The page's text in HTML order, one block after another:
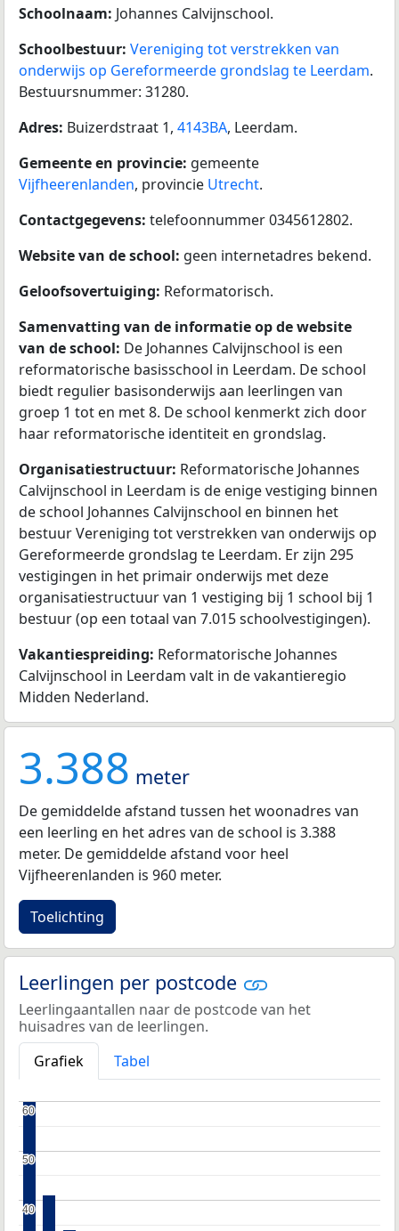
Schoolnaam: Johannes Calvijnschool.
Schoolbestuur: Vereniging tot verstrekken van
onderwijs op Gereformeerde grondslag te Leerdam.
Bestuursnummer: 31280.
Adres: Buizerdstraat 1, 4143BA, Leerdam.
Gemeente en provincie: gemeente
Vijfheerenlanden, provincie Utrecht.
Contactgegevens: telefoonnummer 0345612802.
Website van de school: geen internetadres bekend.
Geloofsovertuiging: Reformatorisch.
Samenvatting van de informatie op de website
van de school: De Johannes Calvijnschool is een
reformatorische basisschool in Leerdam. De school
biedt regulier basisonderwijs aan leerlingen van
groep 1 tot en met 8. De school kenmerkt zich door
haar reformatorische identiteit en grondslag.
Organisatiestructuur: Reformatorische Johannes
Calvijnschool in Leerdam is de enige vestiging binnen
de school Johannes Calvijnschool en binnen het
bestuur Vereniging tot verstrekken van onderwijs op
Gereformeerde grondslag te Leerdam. Er zijn 295
vestigingen in het primair onderwijs met deze
organisatiestructuur van 1 vestiging bij 1 school bij 1
bestuur (op een totaal van 7.015 schoolvestigingen).
Vakantiespreiding: Reformatorische Johannes
Calvijnschool in Leerdam valt in de vakantieregio
Midden Nederland.
3.388 meter
De gemiddelde afstand tussen het woonadres van
een leerling en het adres van de school is 3.388
meter. De gemiddelde afstand voor heel
Vijfheerenlanden is 960 meter.
Toelichting
Leerlingen per postcode
Leerlingaantallen naar de postcode van het
huisadres van de leerlingen.
Grafiek
Tabel
40
40
50
50
60
60